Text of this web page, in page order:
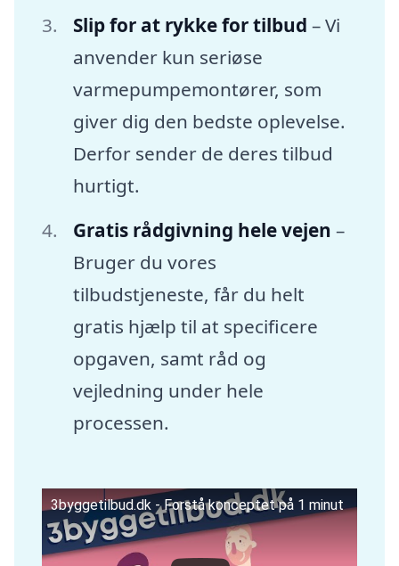
Slip for at rykke for tilbud – Vi
anvender kun seriøse
varmepumpemontører, som
giver dig den bedste oplevelse.
Derfor sender de deres tilbud
hurtigt.
Gratis rådgivning hele vejen –
Bruger du vores
tilbudstjeneste, får du helt
gratis hjælp til at specificere
opgaven, samt råd og
vejledning under hele
processen.
3byggetilbud.dk - Forstå konceptet på 1 minut